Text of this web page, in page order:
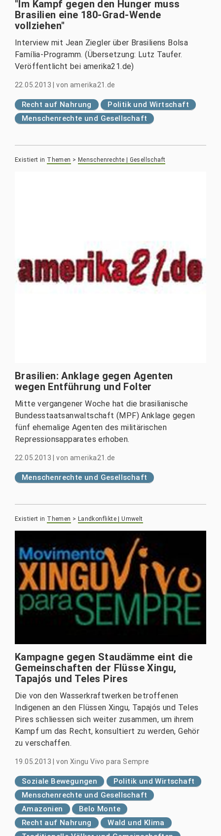
"Im Kampf gegen den Hunger muss
Brasilien eine 180-Grad-Wende
vollziehen"
Interview mit Jean Ziegler über Brasiliens Bolsa
Família-Programm. (Übersetzung: Lutz Taufer.
Veröffentlicht bei amerika21.de)
22.05.2013 |von amerika21.de
Recht auf Nahrung
Politik und Wirtschaft
Menschenrechte und Gesellschaft
Existiert in Themen > Menschenrechte | Gesellschaft
Brasilien: Anklage gegen Agenten
wegen Entführung und Folter
Mitte vergangener Woche hat die brasilianische
Bundesstaatsanwaltschaft (MPF) Anklage gegen
fünf ehemalige Agenten des militärischen
Repressionsapparates erhoben.
22.05.2013 |von amerika21.de
Menschenrechte und Gesellschaft
Existiert in Themen > Landkonflikte | Umwelt
Kampagne gegen Staudämme eint die
Gemeinschaften der Flüsse Xingu,
Tapajós und Teles Pires
Die von den Wasserkraftwerken betroffenen
Indigenen an den Flüssen Xingu, Tapajós und Teles
Pires schliessen sich weiter zusammen, um ihrem
Kampf um das Recht, konsultiert zu werden, Gehör
zu verschaffen.
19.05.2013 |von Xingu Vivo para Sempre
Soziale Bewegungen
Politik und Wirtschaft
Menschenrechte und Gesellschaft
Amazonien
Belo Monte
Recht auf Nahrung
Wald und Klima